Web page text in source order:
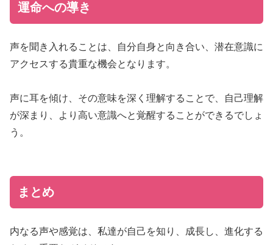
運命への導き
声を聞き入れることは、自分自身と向き合い、潜在意識に
アクセスする貴重な機会となります。
声に耳を傾け、その意味を深く理解することで、自己理解
が深まり、より高い意識へと覚醒することができるでしょ
う。
まとめ
内なる声や感覚は、私達が自己を知り、成長し、進化する